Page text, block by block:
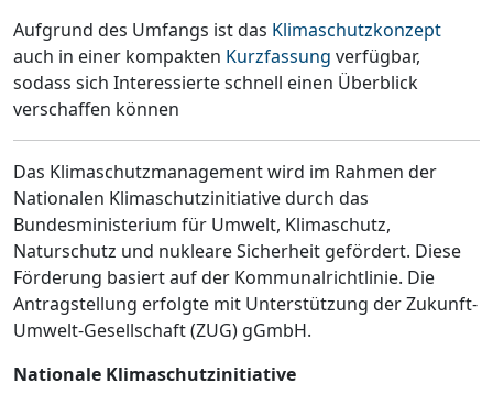
Aufgrund des Umfangs ist das Klimaschutzkonzept
auch in einer kompakten Kurzfassung verfügbar,
sodass sich Interessierte schnell einen Überblick
verschaffen können
Das Klimaschutzmanagement wird im Rahmen der
Nationalen Klimaschutzinitiative durch das
Bundesministerium für Umwelt, Klimaschutz,
Naturschutz und nukleare Sicherheit gefördert. Diese
Förderung basiert auf der Kommunalrichtlinie. Die
Antragstellung erfolgte mit Unterstützung der Zukunft-
Umwelt-Gesellschaft (ZUG) gGmbH.
Nationale Klimaschutzinitiative